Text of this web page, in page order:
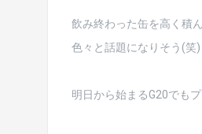
飲み終わった缶を高く積
色々と話題になりそう(笑)
明日から始まるG20でも